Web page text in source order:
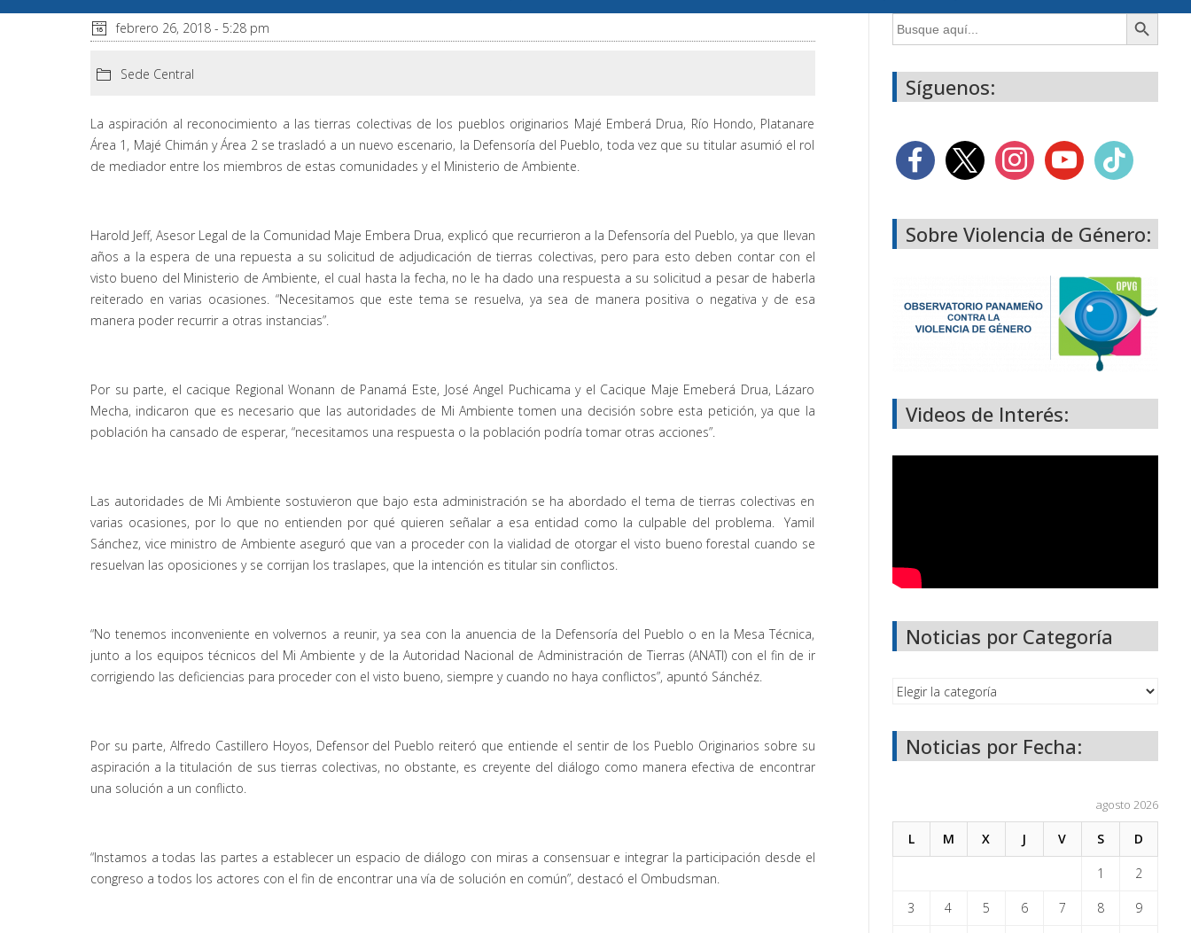
febrero 26, 2018 - 5:28 pm
Sede Central
La aspiración al reconocimiento a las tierras colectivas de los pueblos originarios Majé Emberá Drua, Río Hondo, Platanare
Área 1, Majé Chimán y Área 2 se trasladó a un nuevo escenario, la Defensoría del Pueblo, toda vez que su titular asumió el rol
de mediador entre los miembros de estas comunidades y el Ministerio de Ambiente.
Harold Jeff, Asesor Legal de la Comunidad Maje Embera Drua, explicó que recurrieron a la Defensoría del Pueblo, ya que llevan
años a la espera de una repuesta a su solicitud de adjudicación de tierras colectivas, pero para esto deben contar con el
visto bueno del Ministerio de Ambiente, el cual hasta la fecha, no le ha dado una respuesta a su solicitud a pesar de haberla
reiterado en varias ocasiones. “Necesitamos que este tema se resuelva, ya sea de manera positiva o negativa y de esa
manera poder recurrir a otras instancias”.
Por su parte, el cacique Regional Wonann de Panamá Este, José Angel Puchicama y el Cacique Maje Emeberá Drua, Lázaro
Mecha, indicaron que es necesario que las autoridades de Mi Ambiente tomen una decisión sobre esta petición, ya que la
población ha cansado de esperar, “necesitamos una respuesta o la población podría tomar otras acciones”.
Las autoridades de Mi Ambiente sostuvieron que bajo esta administración se ha abordado el tema de tierras colectivas en
varias ocasiones, por lo que no entienden por qué quieren señalar a esa entidad como la culpable del problema. Yamil
Sánchez, vice ministro de Ambiente aseguró que van a proceder con la vialidad de otorgar el visto bueno forestal cuando se
resuelvan las oposiciones y se corrijan los traslapes, que la intención es titular sin conflictos.
“No tenemos inconveniente en volvernos a reunir, ya sea con la anuencia de la Defensoría del Pueblo o en la Mesa Técnica,
junto a los equipos técnicos del Mi Ambiente y de la Autoridad Nacional de Administración de Tierras (ANATI) con el fin de ir
corrigiendo las deficiencias para proceder con el visto bueno, siempre y cuando no haya conflictos”, apuntó Sánchéz.
Por su parte, Alfredo Castillero Hoyos, Defensor del Pueblo reiteró que entiende el sentir de los Pueblo Originarios sobre su
aspiración a la titulación de sus tierras colectivas, no obstante, es creyente del diálogo como manera efectiva de encontrar
una solución a un conflicto.
“Instamos a todas las partes a establecer un espacio de diálogo con miras a consensuar e integrar la participación desde el
congreso a todos los actores con el fin de encontrar una vía de solución en común”, destacó el Ombudsman.
Buscar: Botón de búsqueda
Síguenos:
Sobre Violencia de Género:
Videos de Interés:
Noticias por Categoría
Noticias por Fecha:
agosto 2026
L M X J V S D
1 2
3 4 5 6 7 8 9